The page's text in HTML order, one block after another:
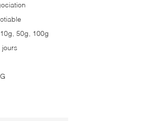
50g, 100g
jours